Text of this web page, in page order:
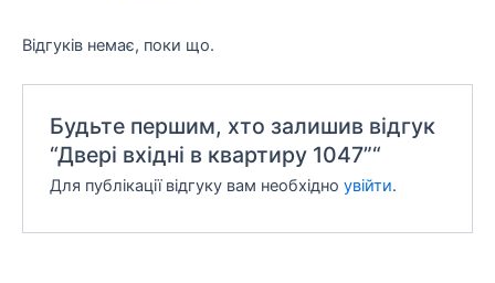
Відгуків немає, поки що.
Будьте першим, хто залишив відгук
“Двері вхідні в квартиру 1047”“
Для публікації відгуку вам необхідноувійти.